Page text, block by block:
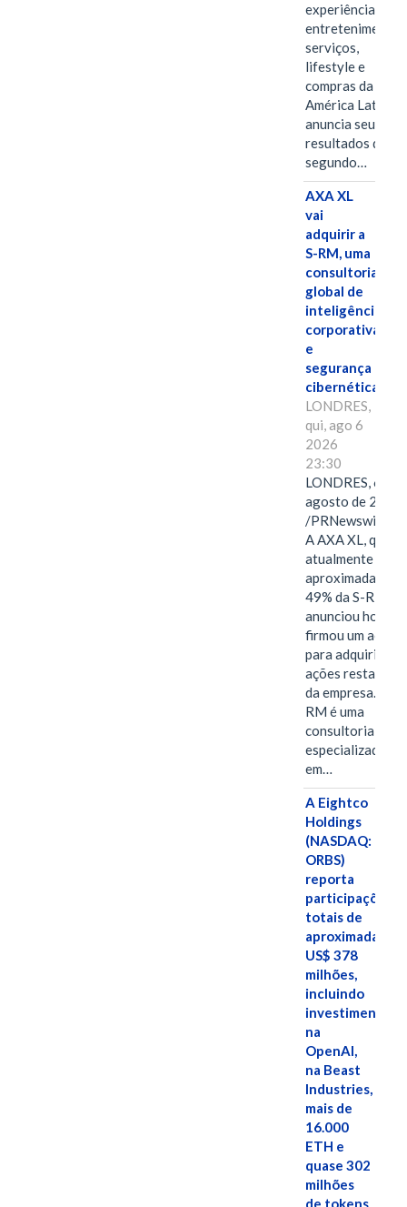
experiências,
entretenimento,
serviços,
lifestyle e
compras da
América Latina
anuncia seus
resultados do
segundo…
AXA XL
vai
adquirir a
S-RM, uma
consultoria
global de
inteligência
corporativa
e
segurança
cibernética
LONDRES,
qui, ago 6
2026
23:30
LONDRES, 6 de
agosto de 2026
/PRNewswire/ --
A AXA XL, que
atualmente
49% da S-RM,
anunciou hoje
firmou um
para adquirir as
ações restantes
da empresa. A S-
RM é uma
consultoria
especializada
em…
A Eightco
Holdings
(NASDAQ:
ORBS)
reporta
participações
totais de
US$ 378
milhões,
incluindo
investimentos
na
OpenAI,
na Beast
Industries,
mais de
16.000
ETH e
quase 302
milhões
de tokens